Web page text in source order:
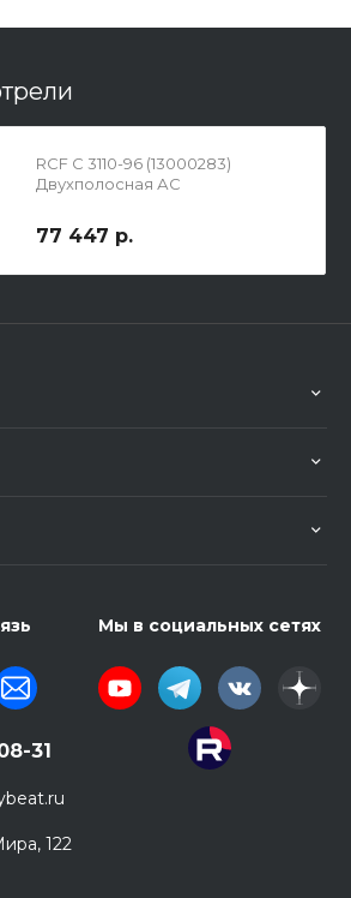
RCF C 3110-96 (13000283)
Двухполосная АС
77 447 р.
31
122
Мы в социальных сетях